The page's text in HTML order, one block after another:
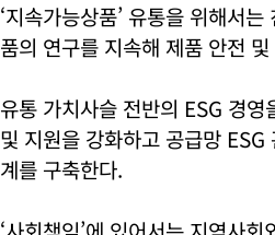
‘지속가능상품’ 유통을 위해서
품의 연구를 지속해 제품 안전
유통 가치사슬 전반의 ESG 경영
및 지원을 강화하고 공급망
계를 구축한다.